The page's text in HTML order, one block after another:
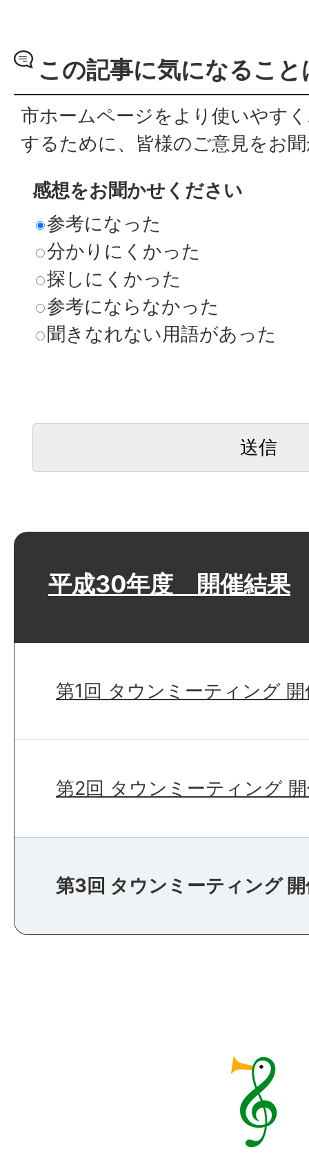
この記事に気になるこ
市ホームページをより使いやす
するために、皆様のご意見をお
感想をお聞かせください
参考になった
分かりにくかった
探しにくかった
参考にならなかった
聞きなれない用語があった
平成30年度 開催結果
第1回 タウンミーティング
第2回 タウンミーティング
第3回 タウンミーティング